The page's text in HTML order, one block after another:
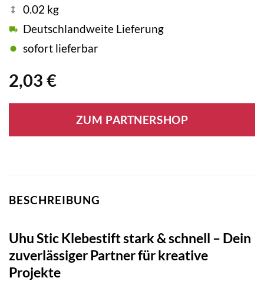
2,03 €
0.02 kg
Deutschlandweite Lieferung
sofort lieferbar
ZUM PARTNERSHOP
BESCHREIBUNG
Uhu Stic Klebestift stark & schnell – Dein
zuverlässiger Partner für kreative
Projekte